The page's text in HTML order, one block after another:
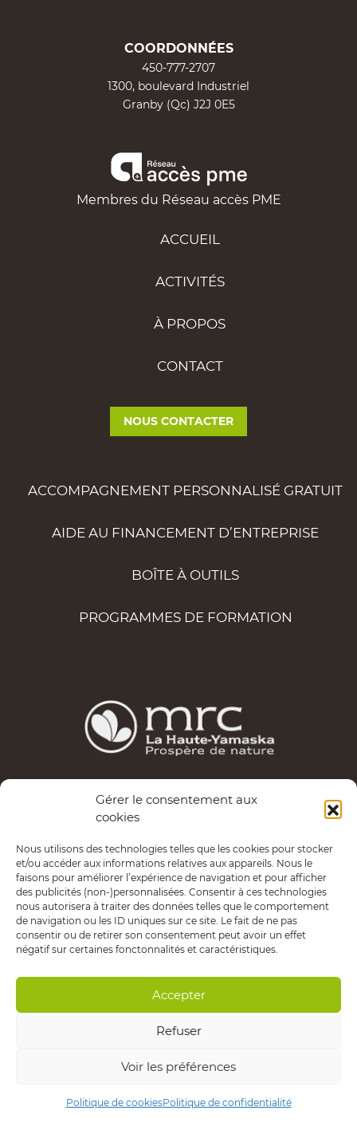
Gérer le consentement aux
cookies
Nous utilisons des technologies telles que les cookies pour stocker
et/ou accéder aux informations relatives aux appareils. Nous le
faisons pour améliorer l’expérience de navigation et pour afficher
des publicités (non-)personnalisées. Consentir à ces technologies
nous autorisera à traiter des données telles que le comportement
de navigation ou les ID uniques sur ce site. Le fait de ne pas
consentir ou de retirer son consentement peut avoir un effet
négatif sur certaines fonctonnalités et caractéristiques.
Accepter
Refuser
Voir les préférences
Politique de cookiesPolitique de confidentialité
COORDONNÉES
450-777-2707
1300, boulevard Industriel
Granby (Qc) J2J 0E5
Membres du Réseau accès PME
ACCUEIL
ACTIVITÉS
À PROPOS
CONTACT
NOUS CONTACTER
ACCOMPAGNEMENT PERSONNALISÉ GRATUIT
AIDE AU FINANCEMENT D’ENTREPRISE
BOÎTE À OUTILS
PROGRAMMES DE FORMATION
Les services d’Entrepreneuriat Haute-Yamaska sont
possibles grâce au financement de la MRC de La
Haute-Yamaska.
Politique de confidentialité
Copyright © 2020 Entrepreneuriat Haute-Yamaska.
Tous droits réservés.
Lithium Marketing